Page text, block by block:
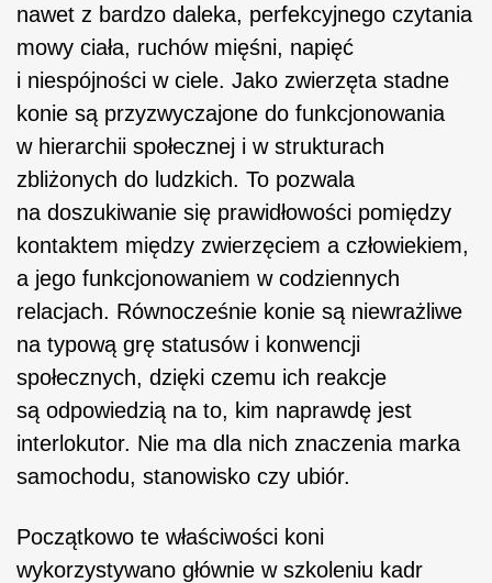
nawet z bardzo daleka, perfekcyjnego czytania
mowy ciała, ruchów mięśni, napięć
i niespójności w ciele. Jako zwierzęta stadne
konie są przyzwyczajone do funkcjonowania
w hierarchii społecznej i w strukturach
zbliżonych do ludzkich. To pozwala
na doszukiwanie się prawidłowości pomiędzy
kontaktem między zwierzęciem a człowiekiem,
a jego funkcjonowaniem w codziennych
relacjach. Równocześnie konie są niewrażliwe
na typową grę statusów i konwencji
społecznych, dzięki czemu ich reakcje
są odpowiedzią na to, kim naprawdę jest
interlokutor. Nie ma dla nich znaczenia marka
samochodu, stanowisko czy ubiór.
Początkowo te właściwości koni
wykorzystywano głównie w szkoleniu kadr